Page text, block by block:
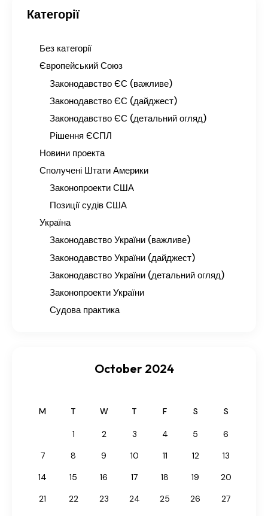
Категорії
Без категорії
Європейський Союз
Законодавство ЄС (важливе)
Законодавство ЄС (дайджест)
Законодавство ЄС (детальний огляд)
Рішення ЄСПЛ
Новини проекта
Сполучені Штати Америки
Законопроекти США
Позиції судів США
Україна
Законодавство України (важливе)
Законодавство України (дайджест)
Законодавство України (детальний огляд)
Законопроекти України
Судова практика
October 2024
M T W T F S S
1 2 3 4 5
6
7
8 9 10 11 12
13
14
15 16 17 18 19
20
21
22 23 24 25 26
27